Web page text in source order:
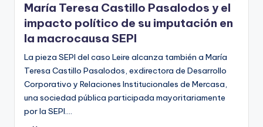
María Teresa Castillo Pasalodos y el
impacto político de su imputación en
la macrocausa SEPI
La pieza SEPI del caso Leire alcanza también a María
Teresa Castillo Pasalodos, exdirectora de Desarrollo
Corporativo y Relaciones Institucionales de Mercasa,
una sociedad pública participada mayoritariamente
por la SEPI.…